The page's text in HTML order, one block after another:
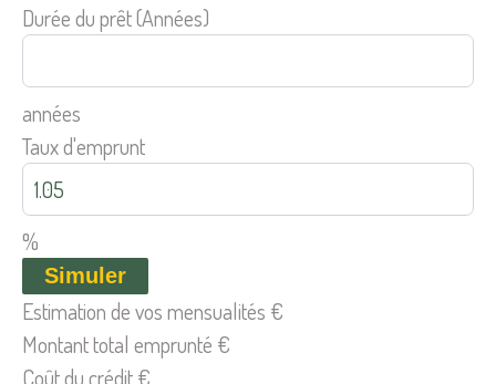
Durée du prêt (Années)
années
Taux d'emprunt
%
Simuler
Estimation de vos mensualités €
Montant total emprunté €
Coût du crédit€